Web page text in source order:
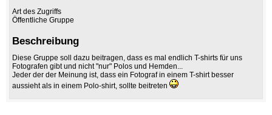
Art des Zugriffs
Öffentliche Gruppe
Beschreibung
Diese Gruppe soll dazu beitragen, dass es mal endlich T-shirts für uns
Fotografen gibt und nicht "nur" Polos und Hemden...
Jeder der der Meinung ist, dass ein Fotograf in einem T-shirt besser
aussieht als in einem Polo-shirt, sollte beitreten